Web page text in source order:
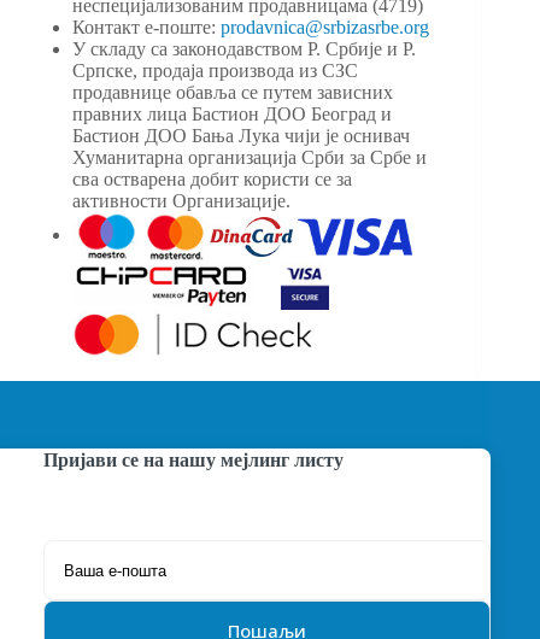
неспецијализованим продавницама (4719)
Контакт е-поште: prodavnica@srbizasrbe.org
У складу са законодавством Р. Србије и Р.
Српске, продаја производа из СЗС
продавнице обавља се путем зависних
правних лица Бастион ДОО Београд и
Бастион ДОО Бања Лука чији је оснивач
Хуманитарна организација Срби за Србе и
сва остварена добит користи се за
активности Организације.
Пријави се на нашу мејлинг листу